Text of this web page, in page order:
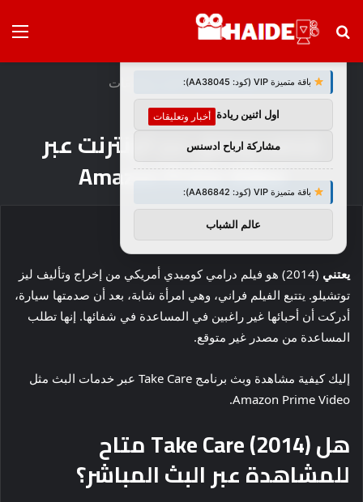
بحث
الرئيسية/أخبار وتعليقات
أخبار وتعليقات
شاهد ودفق عبر الإنترنت عبر
Amazon Prime Video
يعتني
(2014) هو فيلم درامي كوميدي أمريكي من إخراج وتأليف ليز
توتشيلو. يتتبع الفيلم فراني، وهي امرأة شابة، بعد أن صدمتها سيارة،
أدركت أن أحبائها غير راغبين في المساعدة في شفائها. إنها تطلب
المساعدة من مصدر غير متوقع.
إليك كيفية مشاهدة وبث برنامج Take Care عبر خدمات البث مثل
Amazon Prime Video.
هل Take Care (2014) متاح
للمشاهدة عبر البث المباشر؟
توصيات :
باقة متميزة VIP (كود: AA38045):
اول اثنين ريادة اعمال
مشاركة ارباح ادسنس
باقة متميزة VIP (كود: AA86842):
عالم الشباب